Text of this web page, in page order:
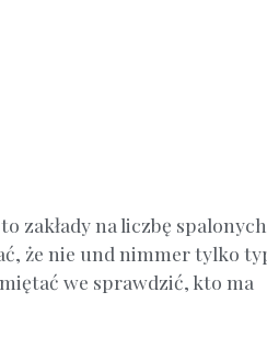
zakłady na liczbę
że nie und nimmer tylko
we sprawdzić, kto ma